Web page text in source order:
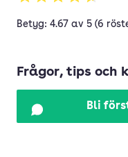
Betyg: 4.67 av 5 (6
Frågor, tips och
Bli